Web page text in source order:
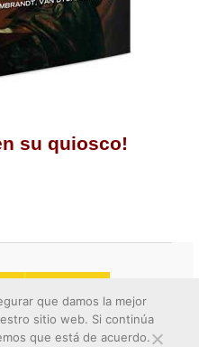
su quiosco!
que damos la mejor
sitio web. Si continúa
que está de acuerdo.